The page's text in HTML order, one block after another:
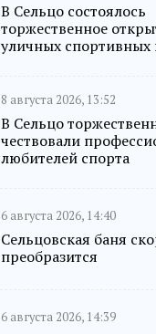
В Сельцо состоялось
торжественное
уличных
8 августа 2026, 13:52
В Сельцо
чествовали
любителей спорта
6 августа 2026, 14:40
Сельцовская баня
преобразится
6 августа 2026, 14:39